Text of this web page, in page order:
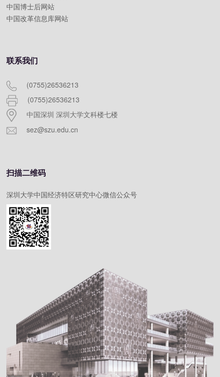
中国博士后网站
中国改革信息库网站
联系我们
(0755)26536213
(0755)26536213
中国深圳 深圳大学文科楼七楼
sez@szu.edu.cn
扫描二维码
深圳大学中国经济特区研究中心微信公众号